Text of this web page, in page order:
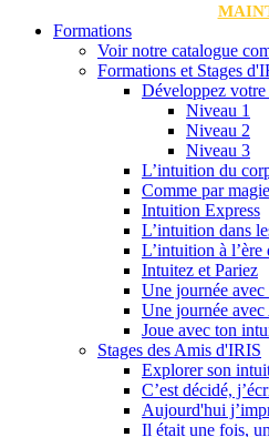
Formations
Voir notre catalogue
Formations et Stages
Développez
Niveau 1
Niveau 2
Niveau 3
L’intuition du
Comme par magie
Intuition Express
L’intuition dans
L’intuition à
Intuitez et Pariez
Une journée
Une journée
Joue avec ton
Stages des Amis d'IRIS
Explorer son
C’est décidé,
Aujourd'hui
Il était une fois,